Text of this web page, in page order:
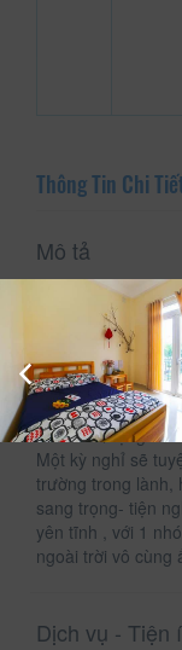
Thông Tin Chi Tiết
Mô tả
CSLT Dacia toạ
phố Đà Lạt.
Rất phù hợp cho
tận hưởng không
Phòng khách rộng
Bếp đầy đủ dụng
Sân BBQ rộng rãi
Một kỳ nghỉ sẽ
trường trong lành,
sang trọng- tiện
yên tĩnh , với 1
ngoài trời vô cùng
Dịch vụ - Tiện